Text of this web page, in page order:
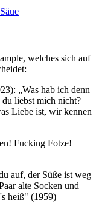
welches sich auf
„Was hab ich denn
du liebst mich nicht?
Liebe ist, wir kennen
Fucking Fotze!
auf, der Süße ist weg
alte Socken und
heiß" (1959)